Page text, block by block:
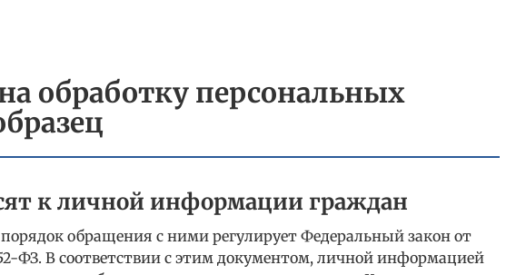
обработку персональных
к личной информации граждан
обращения с ними регулирует Федеральный закон от
ФЗ. В соответствии с этим документом, личной информацией